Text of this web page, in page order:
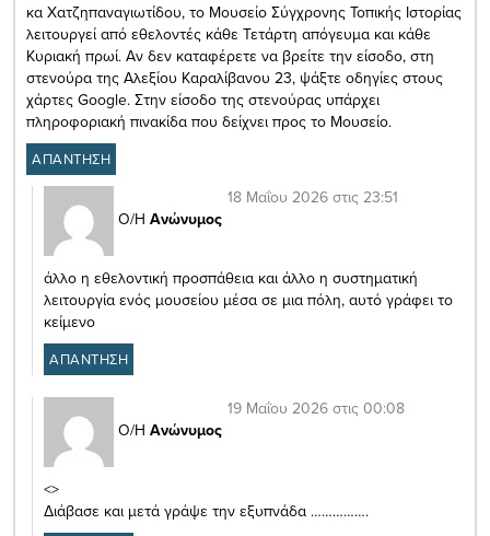
κα Χατζηπαναγιωτίδου, το Μουσείο Σύγχρονης Τοπικής Ιστορίας
λειτουργεί από εθελοντές κάθε Τετάρτη απόγευμα και κάθε
Κυριακή πρωί. Αν δεν καταφέρετε να βρείτε την είσοδο, στη
στενούρα της Αλεξίου Καραλίβανου 23, ψάξτε οδηγίες στους
χάρτες Google. Στην είσοδο της στενούρας υπάρχει
πληροφοριακή πινακίδα που δείχνει προς το Μουσείο.
ΑΠΑΝΤΗΣΗ
Ο/Η Ανώνυμος
18 Μαΐου 2026 στις 23:51
άλλο η εθελοντική προσπάθεια και άλλο η συστηματική
λειτουργία ενός μουσείου μέσα σε μια πόλη, αυτό γράφει το
κείμενο
ΑΠΑΝΤΗΣΗ
Ο/Η Ανώνυμος
19 Μαΐου 2026 στις 00:08
<>
Διάβασε και μετά γράψε την εξυπνάδα …………….